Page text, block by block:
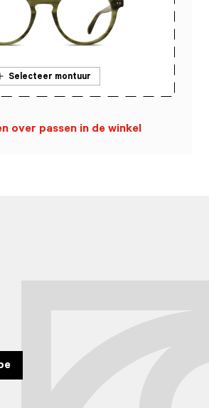
Selecteer montuur
over passen in de winkel